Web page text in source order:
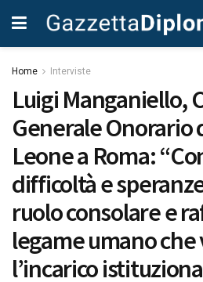
Home Interviste
Luigi Manganiello,
Generale Onorario
Leone a Roma:
difficoltà e
ruolo consolare e
legame umano
l’incarico